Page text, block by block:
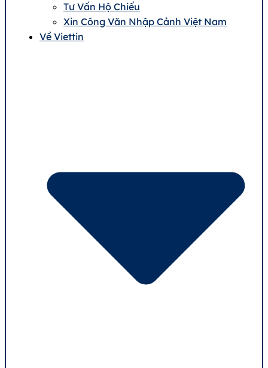
Tư Vấn Hộ Chiếu
Xin Công Văn Nhập Cảnh Việt Nam
Về Viettin